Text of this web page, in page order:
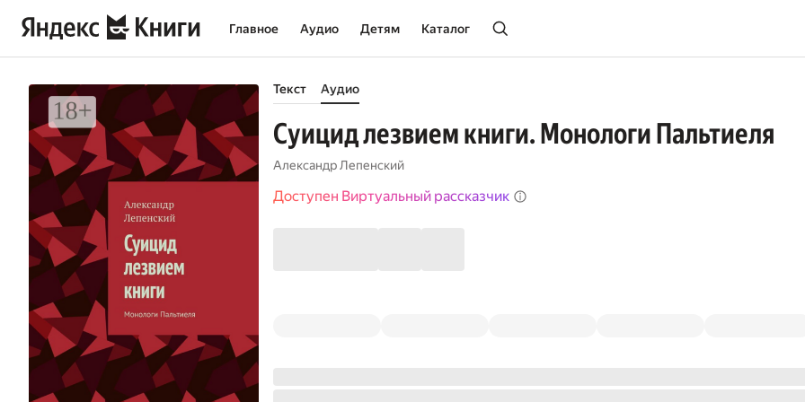
Главное Аудио Детям Каталог
Текст Аудио
Суицид лезвием книги. Монологи Пальтиеля
Александр Лепенский
Доступен Виртуальный рассказчик